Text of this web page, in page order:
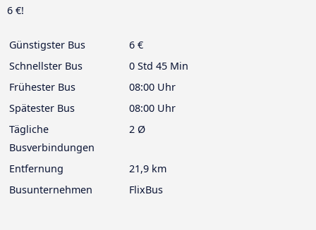
6 €!
Günstigster Bus
6 €
Schnellster Bus
0 Std 45 Min
Frühester Bus
08:00 Uhr
Spätester Bus
08:00 Uhr
Tägliche
Busverbindungen
2 Ø
Entfernung
21,9 km
Busunternehmen
FlixBus